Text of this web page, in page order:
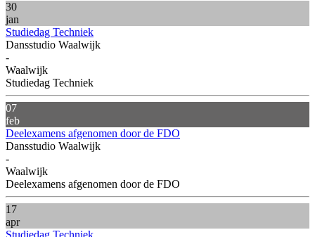
30
jan
Studiedag Techniek
Dansstudio Waalwijk
-
Waalwijk
Studiedag Techniek
07
feb
Deelexamens afgenomen door de FDO
Dansstudio Waalwijk
-
Waalwijk
Deelexamens afgenomen door de FDO
17
apr